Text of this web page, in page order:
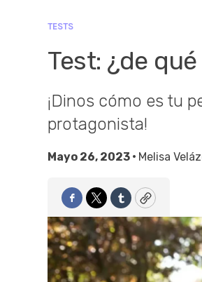
TESTS
Test: ¿de
¡Dinos cómo es tu
protagonista!
Mayo 26, 2023 • Melisa
Facebook
TwitterTumblrCopy